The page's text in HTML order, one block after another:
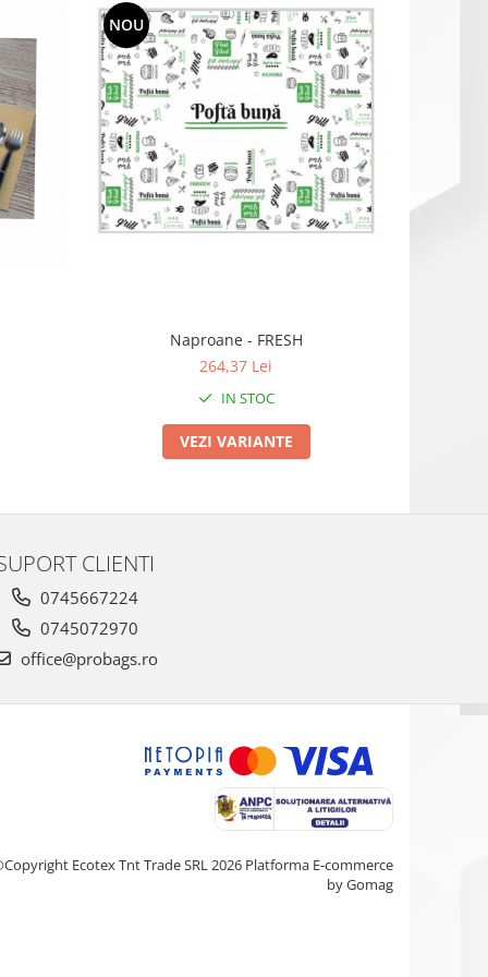
NOU
Naproane - FRESH
264,37 Lei
IN STOC
VEZI VARIANTE
CLIENTI
0745667224
0745072970
office@probags.ro
Ecotex Tnt Trade SRL 2026 Platforma E-commerce
by Gomag